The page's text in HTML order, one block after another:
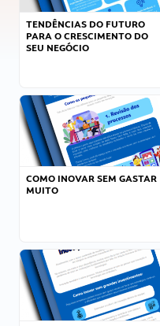
TENDÊNCIAS DO FUTURO
PARA O CRESCIMENTO DO
SEU NEGÓCIO
COMO INOVAR SEM GASTAR
MUITO